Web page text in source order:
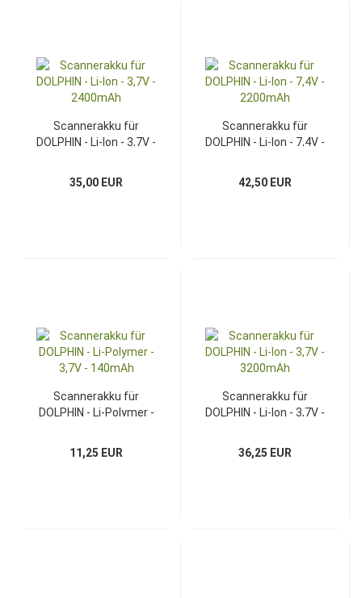
Scannerakku für
DOLPHIN - Li-Ion - 3,7V -
35,00 EUR
Scannerakku für
DOLPHIN - Li-Ion - 7,4V -
42,50 EUR
Scannerakku für
DOLPHIN - Li-Polymer -
11,25 EUR
Scannerakku für
DOLPHIN - Li-Ion - 3,7V -
36,25 EUR